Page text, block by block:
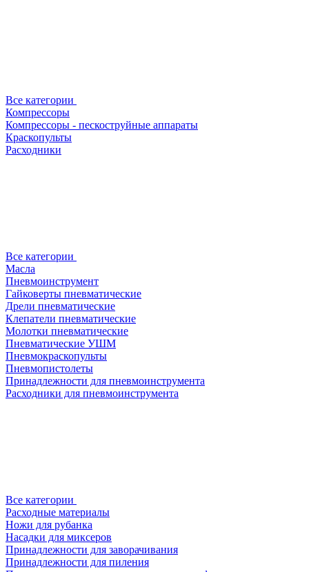
Все категории
Компрессоры
Компрессоры - пескоструйные аппараты
Краскопульты
Расходники
Все категории
Масла
Пневмоинструмент
Гайковерты пневматические
Дрели пневматические
Клепатели пневматические
Молотки пневматические
Пневматические УШМ
Пневмокраскопульты
Пневмопистолеты
Принадлежности для пневмоинструмента
Расходники для пневмоинструмента
Все категории
Расходные материалы
Ножи для рубанка
Насадки для миксеров
Принадлежности для заворачивания
Принадлежности для пиления